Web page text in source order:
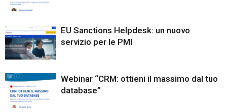
EU Sanctions Helpdesk: un nuovo
servizio per le PMI
Webinar “CRM: ottieni il massimo dal tuo
database”